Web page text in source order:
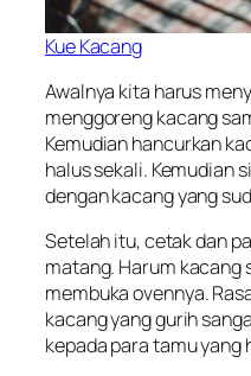
Kue Kacang
Awalnya kita harus
menggoreng kacang
Kemudian hancurkan
halus sekali. Kemudian
dengan kacang yang
Setelah itu, cetak dan
matang. Harum
membuka ovennya.
kacang yang gurih
kepada para tamu yang